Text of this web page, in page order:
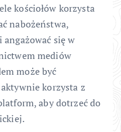
kościołów korzysta
nabożeństwa,
się w
mediów
może być
korzysta z
aby dotrzeć do